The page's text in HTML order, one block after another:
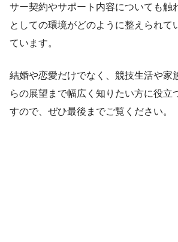
サー契約やサポート内容についても触
としての環境がどのように整えられて
ています。
結婚や恋愛だけでなく、競技生活や家
らの展望まで幅広く知りたい方に役立
すので、ぜひ最後までご覧ください。